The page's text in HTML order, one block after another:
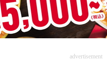
advertisement